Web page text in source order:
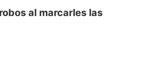
al marcarles las